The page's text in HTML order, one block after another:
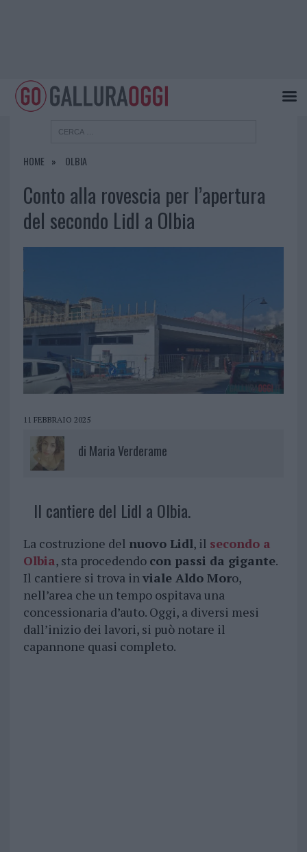
HOME OLBIA
Conto alla rovescia per l’apertura
del secondo Lidl a Olbia
11 FEBBRAIO 2025
di Maria Verderame
Il cantiere del Lidl a Olbia.
La costruzione del nuovo Lidl, il secondo a
Olbia, sta procedendo con passi da gigante.
Il cantiere si trova inviale Aldo Moro,
nell’area che un tempo ospitava una
concessionaria d’auto. Oggi, a diversi mesi
dall’inizio dei lavori, si può notare il
capannone quasi completo.